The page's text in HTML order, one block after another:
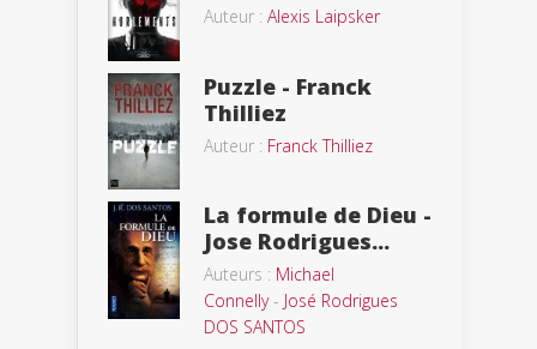
Auteur : Alexis Laipsker
Puzzle - Franck
Thilliez
Auteur : Franck Thilliez
La formule de Dieu -
Jose Rodrigues...
Auteurs : Michael
Connelly- José Rodrigues
DOS SANTOS